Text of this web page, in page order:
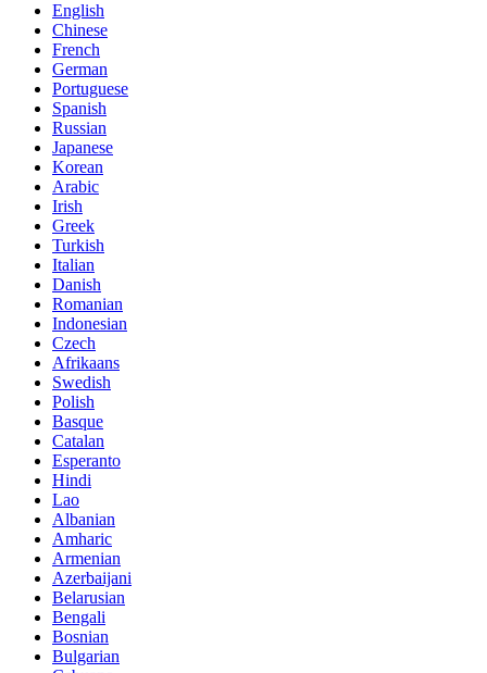
English
Chinese
French
German
Portuguese
Spanish
Russian
Japanese
Korean
Arabic
Irish
Greek
Turkish
Italian
Danish
Romanian
Indonesian
Czech
Afrikaans
Swedish
Polish
Basque
Catalan
Esperanto
Hindi
Lao
Albanian
Amharic
Armenian
Azerbaijani
Belarusian
Bengali
Bosnian
Bulgarian